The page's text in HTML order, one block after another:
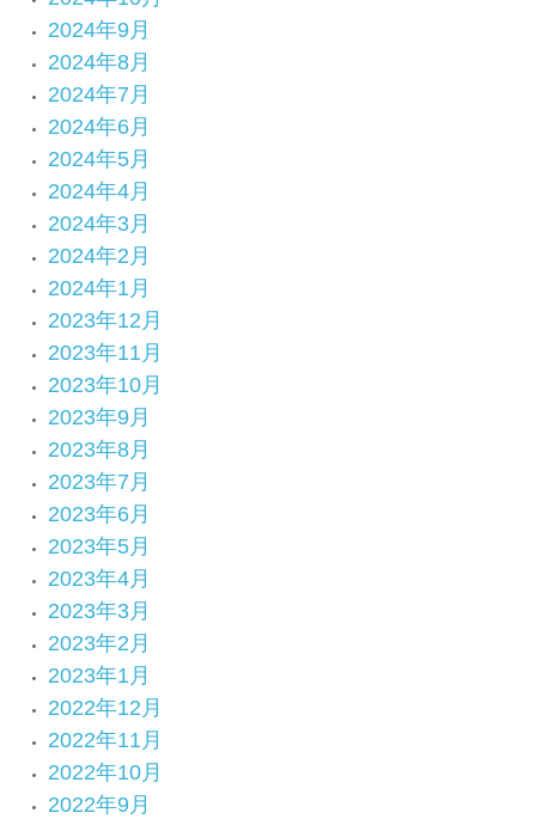
2024年9月
2024年8月
2024年7月
2024年6月
2024年5月
2024年4月
2024年3月
2024年2月
2024年1月
2023年12月
2023年11月
2023年10月
2023年9月
2023年8月
2023年7月
2023年6月
2023年5月
2023年4月
2023年3月
2023年2月
2023年1月
2022年12月
2022年11月
2022年10月
2022年9月